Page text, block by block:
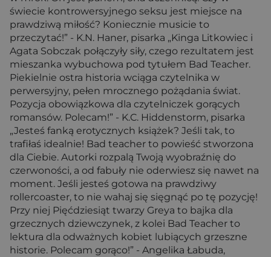
świecie kontrowersyjnego seksu jest miejsce na
prawdziwą miłość? Koniecznie musicie to
przeczytać!” - K.N. Haner, pisarka „Kinga Litkowiec i
Agata Sobczak połączyły siły, czego rezultatem jest
mieszanka wybuchowa pod tytułem Bad Teacher.
Piekielnie ostra historia wciąga czytelnika w
perwersyjny, pełen mrocznego pożądania świat.
Pozycja obowiązkowa dla czytelniczek gorących
romansów. Polecam!” - K.C. Hiddenstorm, pisarka
„Jesteś fanką erotycznych książek? Jeśli tak, to
trafiłaś idealnie! Bad teacher to powieść stworzona
dla Ciebie. Autorki rozpalą Twoją wyobraźnię do
czerwoności, a od fabuły nie oderwiesz się nawet na
moment. Jeśli jesteś gotowa na prawdziwy
rollercoaster, to nie wahaj się sięgnąć po tę pozycję!
Przy niej Pięćdziesiąt twarzy Greya to bajka dla
grzecznych dziewczynek, z kolei Bad Teacher to
lektura dla odważnych kobiet lubiących grzeszne
historie. Polecam gorąco!” - Angelika Łabuda,